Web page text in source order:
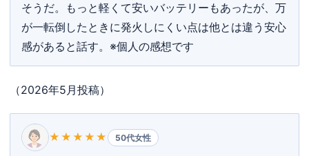
そうだ。もっと軽くて安いバッテリーもあったが、万
が一転倒したときに発火しにくい点は他とは違う安心
感があると話す。※個人の感想です
（2026年5月投稿）
★★★★★ 50代女性